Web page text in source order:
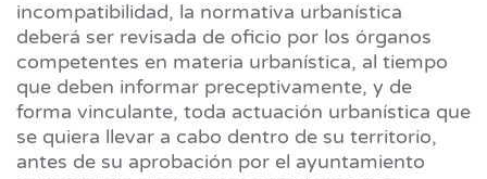
incompatibilidad, la normativa urbanística
deberá ser revisada de oficio por los órganos
competentes en materia urbanística, al tiempo
que deben informar preceptivamente, y de
forma vinculante, toda actuación urbanística que
se quiera llevar a cabo dentro de su territorio,
antes de su aprobación por el ayuntamiento